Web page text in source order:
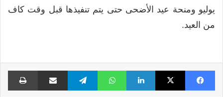
يوليو ومنحة عيد الأضحى حتى يتم تنفيذها قبل وقت كاف
من العيد.
فيسبوك X لينكدإن واتساب تيلقرام مشاركة عبر البريد